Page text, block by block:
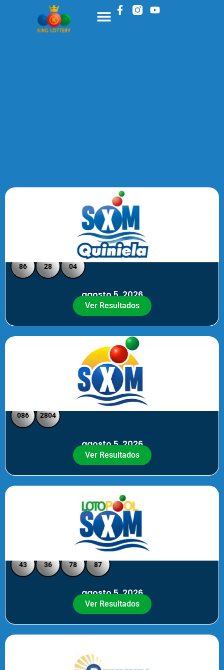
Quiniela SXM - Medio Día
86 28 04
agosto 5, 2026
Ver Resultados
SXM Medio día - Pick 3 Pick 4
086 2804
agosto 5, 2026
Ver Resultados
Loto Pool SXM - Medio Día
43 36 78 87
agosto 5, 2026
Ver Resultados